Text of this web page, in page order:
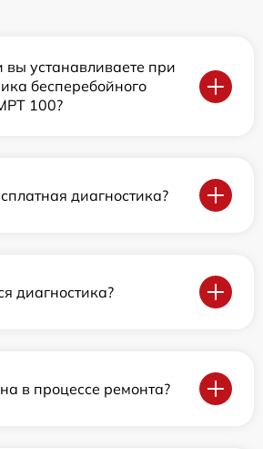
вы устанавливаете при
бесперебойного
100?
диагностика?
диагностика?
в процессе ремонта?